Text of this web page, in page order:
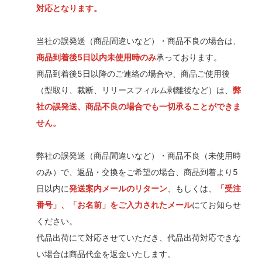
対応となります。
当社の誤発送（商品間違いなど）・商品不良の場合は、
商品到着後5日以内未使用時のみ承っております。
商品到着後5日以降のご連絡の場合や、商品ご使用後
（型取り、裁断、リリースフィルム剥離後など）は、 弊
社の誤発送、商品不良の場合でも一切承ることができま
せん。
弊社の誤発送（商品間違いなど）・商品不良（未使用時
のみ）で、返品・交換をご希望の場合、商品到着より5
日以内に発送案内メールのリターン 、もしくは、
「受注
番号」、「お名前」をご入力されたメールにてお知らせ
ください。
代品出荷にて対応させていただき、代品出荷対応できな
い場合は商品代金を返金いたします。